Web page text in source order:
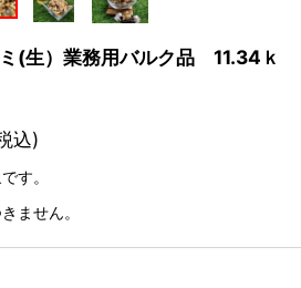
(生）業務用バルク品 11.34ｋ
込)
す。
ません。